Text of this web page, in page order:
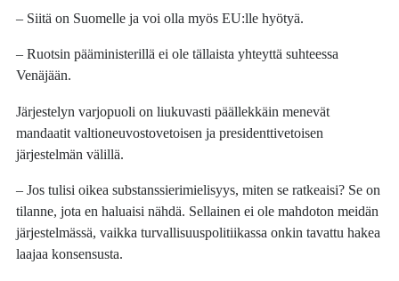
– Siitä on Suomelle ja voi olla myös EU:lle hyötyä.
– Ruotsin pääministerillä ei ole tällaista yhteyttä suhteessa
Venäjään.
Järjestelyn varjopuoli on liukuvasti päällekkäin menevät
mandaatit valtioneuvostovetoisen ja presidenttivetoisen
järjestelmän välillä.
– Jos tulisi oikea substanssierimielisyys, miten se ratkeaisi? Se on
tilanne, jota en haluaisi nähdä. Sellainen ei ole mahdoton meidän
järjestelmässä, vaikka turvallisuuspolitiikassa onkin tavattu hakea
laajaa konsensusta.